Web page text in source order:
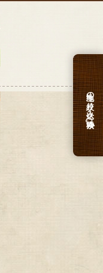
生地の絞り込み検索